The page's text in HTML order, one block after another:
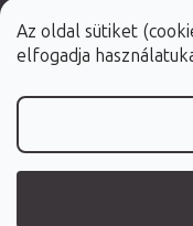
Az oldal sütiket
elfogadja